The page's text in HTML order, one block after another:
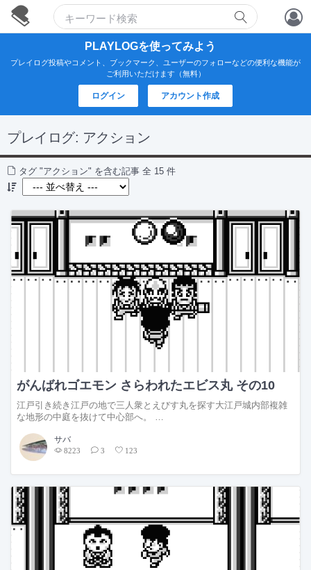
アカウント作成
ログイン
PLAYLOGを使ってみよう
プレイログ投稿やコメント、ブックマーク、ユーザーのフォローなどの便利な機能が
ご利用いただけます（無料）
ログイン アカウント作成
プレイログ: アクション
タグ "アクション" を含む記事 全 15 件
がんばれゴエモン さらわれたエビス丸 その10
江戸引き続き江戸の地で三人衆とえびす丸を探す大江戸城内部複雑
な地形の中庭を抜けて中心部へ。 …
サバ
8223 3 123